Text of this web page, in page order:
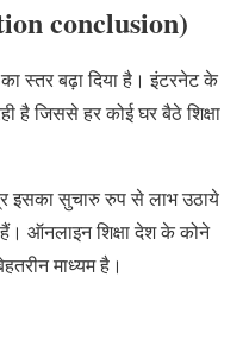
conclusion)
स्तर बढ़ा दिया है। इंटरनेट के
है जिससे हर कोई घर बैठे शिक्षा
इसका सुचारु रुप से लाभ उठाये
ऑनलाइन शिक्षा देश के कोने
माध्यम है।